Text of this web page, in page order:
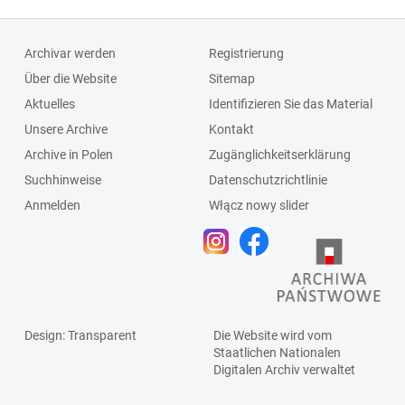
Archivar werden
Über die Website
Aktuelles
Unsere Archive
Archive in Polen
Suchhinweise
Anmelden
Registrierung
Sitemap
Identifizieren Sie das Material
Kontakt
Zugänglichkeitserklärung
Datenschutzrichtlinie
Włącz nowy slider
Design: Transparent
Die Website wird vom
Staatlichen Nationalen
Digitalen Archivverwaltet